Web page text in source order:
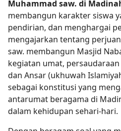
Muhammad saw. di
membangun karakter siswa
pendirian, dan menghargai
mengajarkan tentang
saw. membangun Masjid
kegiatan umat,
dan Ansar (ukhuwah
sebagai konstitusi yang
antarumat beragama di
dalam kehidupan sehari-hari.